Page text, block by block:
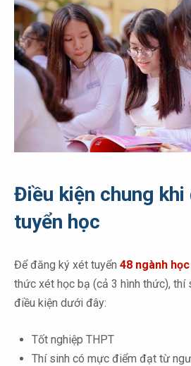
Điều kiện chung
tuyển học
Để đăng ký xét tuyển 48 ngành học
thức xét học bạ (cả 3 hình thức), thí
điều kiện dưới đây:
Tốt nghiệp THPT
Thí sinh có mực điểm đạt từ